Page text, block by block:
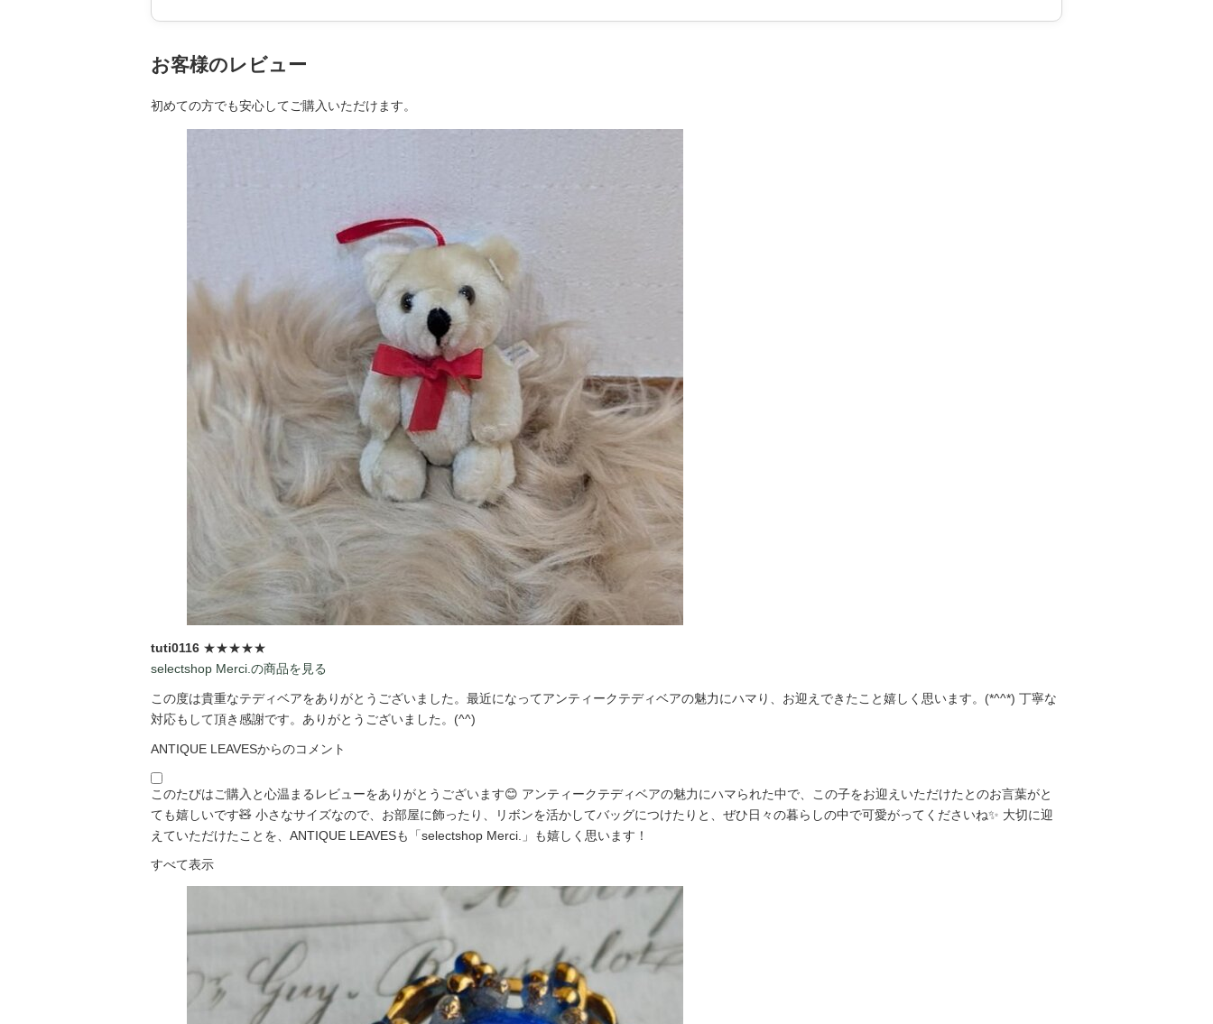
お客様のレビュー
初めての方でも安心してご購入いただけます。
tuti0116 ★★★★★
selectshop Merci.の商品を見る
この度は貴重なテディベアをありがとうございました。最近になってアンティークテディベアの魅力にハマり、お迎えできたこと嬉しく思います。(*^^*) 丁寧な
対応もして頂き感謝です。ありがとうございました。(^^)
ANTIQUE LEAVESからのコメント
このたびはご購入と心温まるレビューをありがとうございます😊 アンティークテディベアの魅力にハマられた中で、この子をお迎えいただけたとのお言葉がと
ても嬉しいです🧸 小さなサイズなので、お部屋に飾ったり、リボンを活かしてバッグにつけたりと、ぜひ日々の暮らしの中で可愛がってくださいね✨ 大切に迎
えていただけたことを、ANTIQUE LEAVESも「selectshop Merci.」も嬉しく思います！
すべて表示